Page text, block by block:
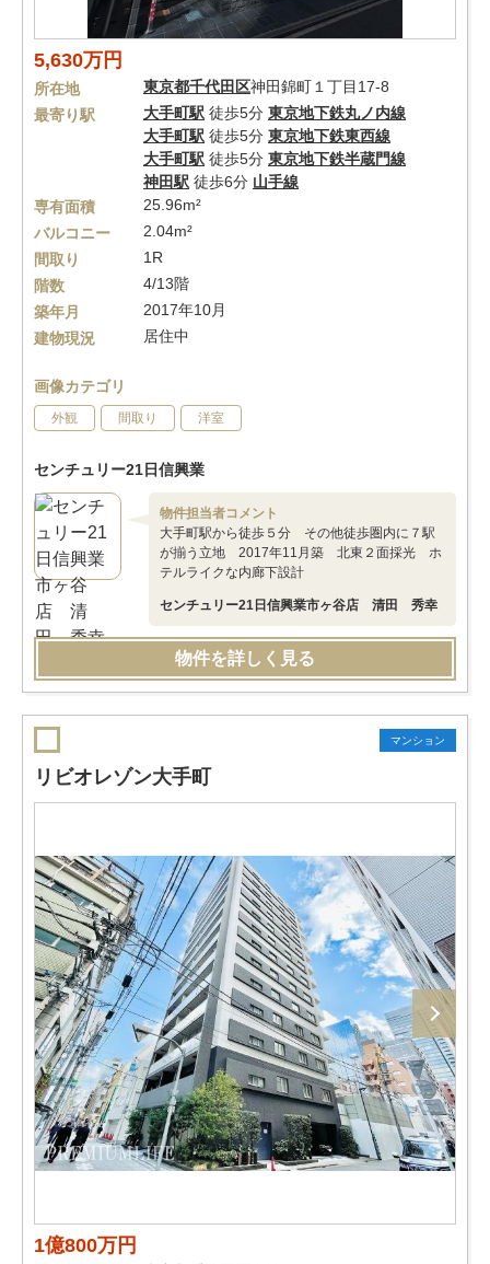
5,630万円
所在地 東京都千代田区神田錦町１丁目17-8
最寄り駅
大手町駅 徒歩5分 東京地下鉄丸ノ内線
大手町駅 徒歩5分 東京地下鉄東西線
大手町駅 徒歩5分 東京地下鉄半蔵門線
神田駅 徒歩6分 山手線
専有面積
25.96m²
バルコニー
2.04m²
間取り
1R
階数
4/13階
築年月
2017年10月
建物現況
居住中
画像カテゴリ
外観 間取り 洋室
センチュリー21日信興業
物件担当者コメント
大手町駅から徒歩５分 その他徒歩圏内に７駅
が揃う立地 2017年11月築 北東２面採光 ホ
テルライクな内廊下設計
センチュリー21日信興業市ヶ谷店 清田 秀幸
物件を詳しく見る
マンション
リビオレゾン大手町
1億800万円